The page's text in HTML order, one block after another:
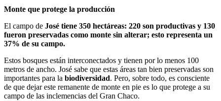
Monte que protege la producción
El campo de José tiene 350 hectáreas: 220 son productivas y 130
fueron preservadas como monte sin alterar; esto representa un
37% de su campo.
Estos bosques están interconectados y tienen por lo menos 100
metros de ancho. José sabe que estas áreas tan bien preservadas son
importantes para la biodiversidad. Pero, sobre todo, es consciente
de que dejar este remanente de monte en pie es lo que protege a su
campo de las inclemencias del Gran Chaco.